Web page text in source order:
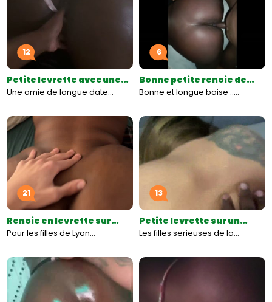
12
Petite levrette avec une…
Une amie de longue date…
6
Bonne petite renoie de…
Bonne et longue baise ..…
21
Renoie en levrette sur…
Pour les filles de Lyon…
13
Petite levrette sur un…
Les filles serieuses de la…